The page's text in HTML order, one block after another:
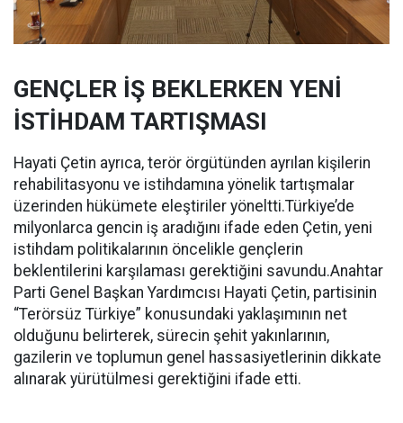
GENÇLER İŞ BEKLERKEN YENİ
İSTİHDAM TARTIŞMASI
Hayati Çetin ayrıca, terör örgütünden ayrılan kişilerin
rehabilitasyonu ve istihdamına yönelik tartışmalar
üzerinden hükümete eleştiriler yöneltti.Türkiye’de
milyonlarca gencin iş aradığını ifade eden Çetin, yeni
istihdam politikalarının öncelikle gençlerin
beklentilerini karşılaması gerektiğini savundu.Anahtar
Parti Genel Başkan Yardımcısı Hayati Çetin, partisinin
“Terörsüz Türkiye” konusundaki yaklaşımının net
olduğunu belirterek, sürecin şehit yakınlarının,
gazilerin ve toplumun genel hassasiyetlerinin dikkate
alınarak yürütülmesi gerektiğini ifade etti.